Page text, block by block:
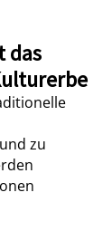
das
zu